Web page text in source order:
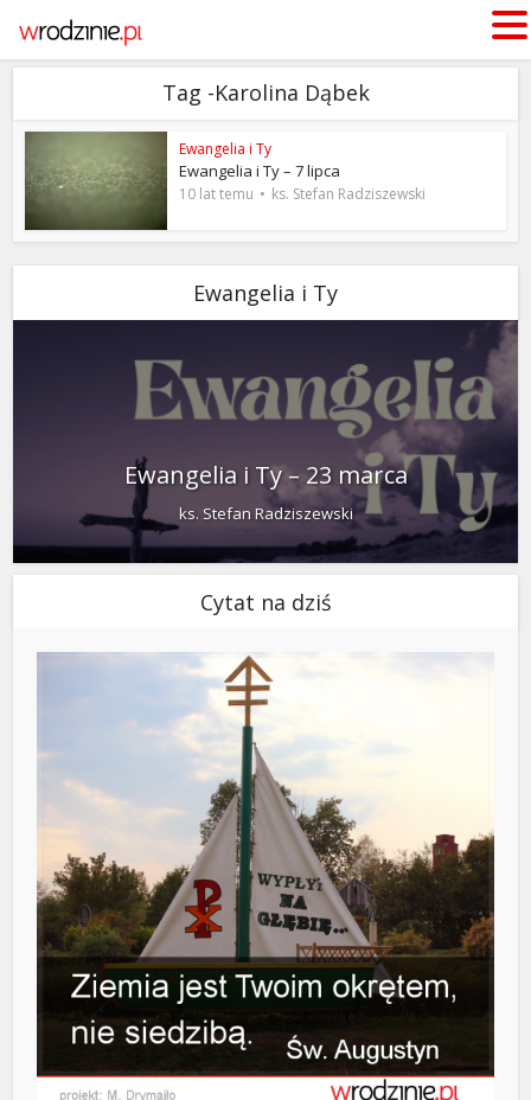
Tag -Karolina Dąbek
Ewangelia i Ty
Ewangelia i Ty – 7 lipca
10 lat temu ks. Stefan Radziszewski
Ewangelia i Ty
Ewangelia i Ty – 23 marca
ks. Stefan Radziszewski
Cytat na dziś